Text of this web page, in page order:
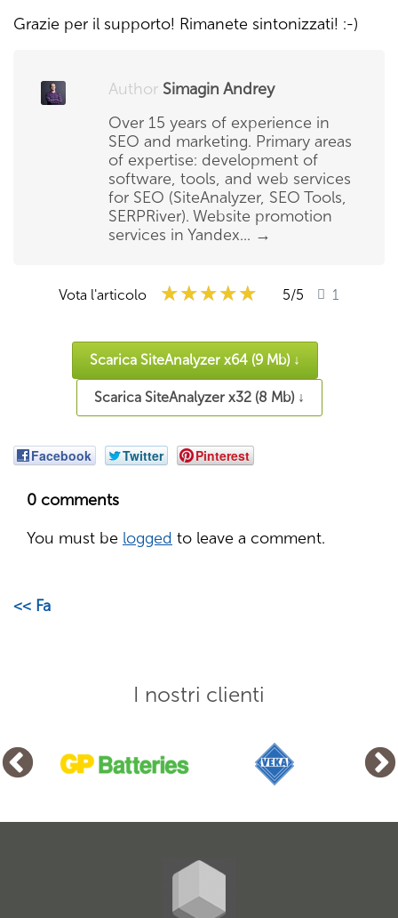
Grazie per il supporto! Rimanete sintonizzati! :-)
Author Simagin Andrey
Over 15 years of experience in
SEO and marketing. Primary areas
of expertise: development of
software, tools, and web services
for SEO (SiteAnalyzer, SEO Tools,
SERPRiver). Website promotion
services in Yandex... →
Vota l'articolo ★★★★★
★★★★★
★★★★★ 5/5 1
Scarica SiteAnalyzer x64 (9 Mb) ↓
Scarica SiteAnalyzer x32 (8 Mb) ↓
Facebook Twitter Pinterest
0 comments
You must be logged to leave a comment.
<< Fa
I nostri clienti